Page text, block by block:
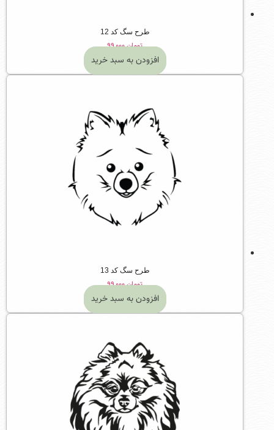
طرح سگ کد 12
تومان۹۹,۰۰۰
افزودن به سبد خرید
طرح سگ کد 13
تومان۹۹,۰۰۰
افزودن به سبد خرید